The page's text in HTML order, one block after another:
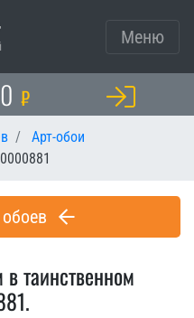
Меню
0 ₽
Арт-обои
таинственном